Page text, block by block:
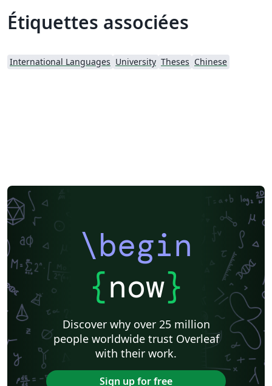
Étiquettes associées
International Languages University Theses Chinese
\begin
{now}
Discover why over 25 million
people worldwide trust Overleaf
with their work.
Sign up for free